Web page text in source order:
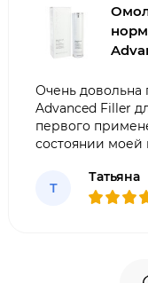
Очень довольна
Advanced Filler
первого
состоянии моей
впитывается,
Рекомендую
Т
Татьяна